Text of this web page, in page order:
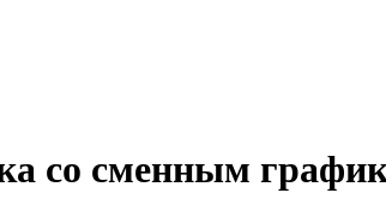
со сменным